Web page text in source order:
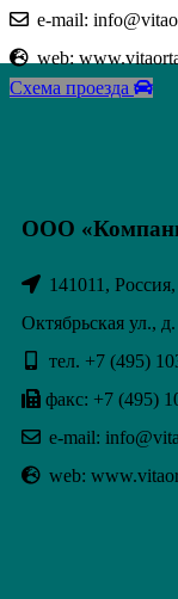
e-mail:
web:
Схема проезда
ООО
141011,
Октябрьская ул.,
тел. +7 (495)
факс: +7 (495)
e-mail:
web: